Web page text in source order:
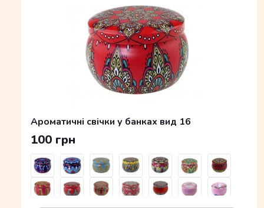
Ароматичні свічки у банках вид 16
100 грн